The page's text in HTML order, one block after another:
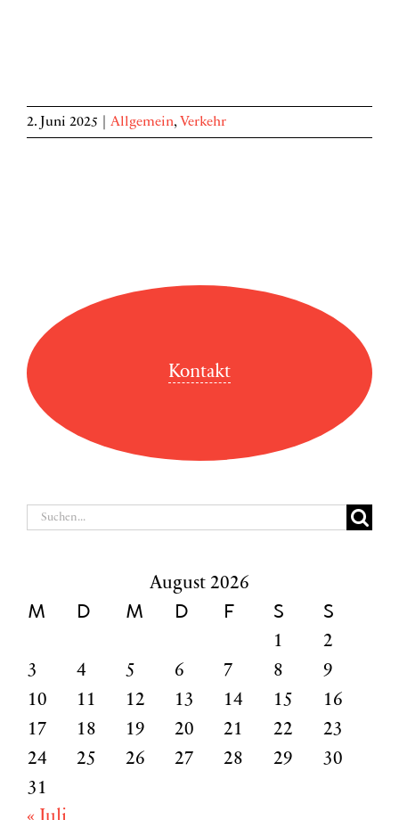
2. Juni 2025 Allgemein, Verkehr
Kontakt
Suche
August 2026
M D M D F S S
1
2
3
4 5 6 7 8
9
10
11 12 13 14 15
16
17
18 19 20 21 22
23
24
25 26 27 28 29
30
31